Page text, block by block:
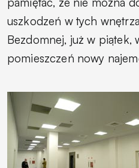
uszkodzeń w tych
Bezdomnej, już w piątek,
pomieszczeń nowy